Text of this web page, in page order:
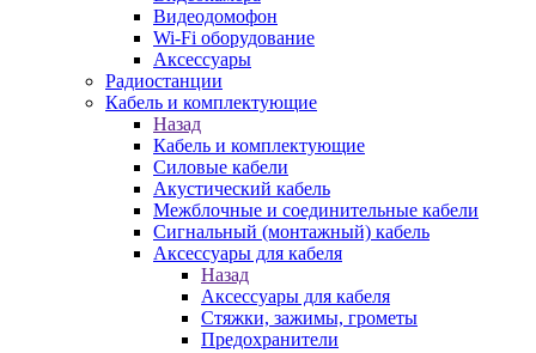
Видеодомофон
Wi-Fi оборудование
Аксессуары
Радиостанции
Кабель и комплектующие
Назад
Кабель и комплектующие
Силовые кабели
Акустический кабель
Межблочные и соединительные кабели
Сигнальный (монтажный) кабель
Аксессуары для кабеля
Назад
Аксессуары для кабеля
Стяжки, зажимы, грометы
Предохранители